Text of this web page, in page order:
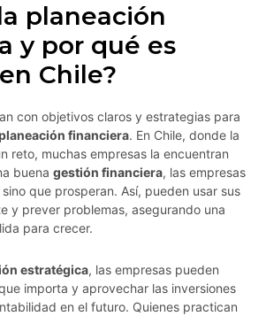
planeación
y por qué es
Chile?
con objetivos claros y estrategias para
financiera. En Chile, donde la
reto, muchas empresas la encuentran
buena gestión financiera, las empresas
que prosperan. Así, pueden usar sus
y prever problemas, asegurando una
para crecer.
estratégica, las empresas pueden
importa y aprovechar las inversiones
en el futuro. Quienes practican